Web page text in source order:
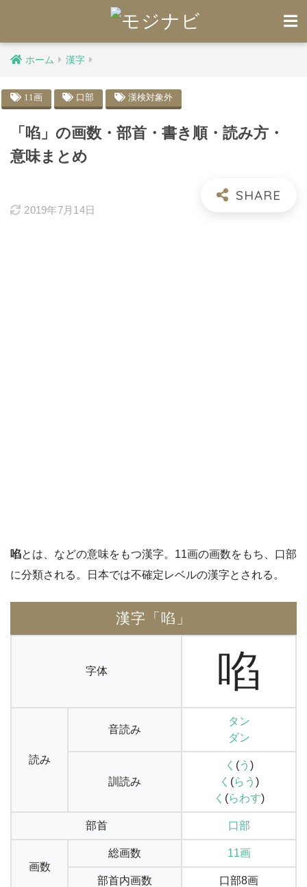
ホーム 漢字
11画 口部 漢検対象外
「啗」の画数・部首・書き順・読み方・
意味まとめ
2019年7月14日
啗とは、 などの意味をもつ漢字。11画の画数をもち、口部
に分類される。日本では不確定レベルの漢字とされる。
漢字「啗」
字体 啗
読み
音読み
タン
ダン
訓読み
く (う )
く (らう )
く (らわす)
部首 口部
画数
総画数 11画
部首内画数 口部8画